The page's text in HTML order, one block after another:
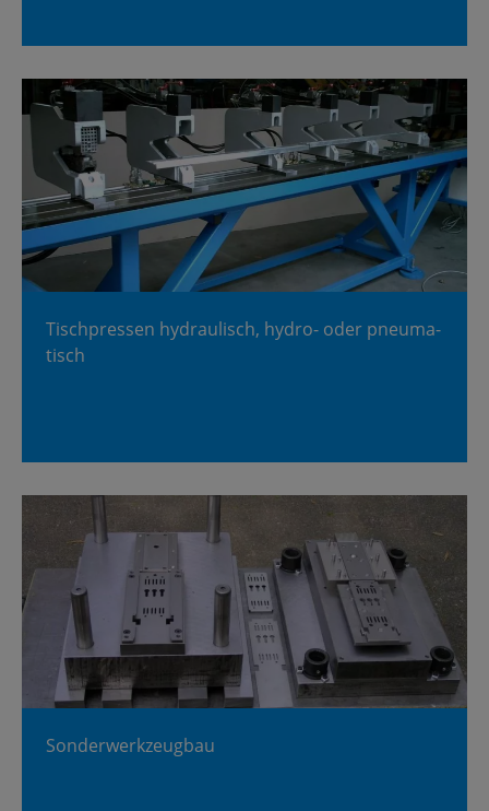
Tisch­pres­sen hy­drau­lisch, hy­dro- oder pneu­ma­
tisch
Son­der­werk­zeug­bau